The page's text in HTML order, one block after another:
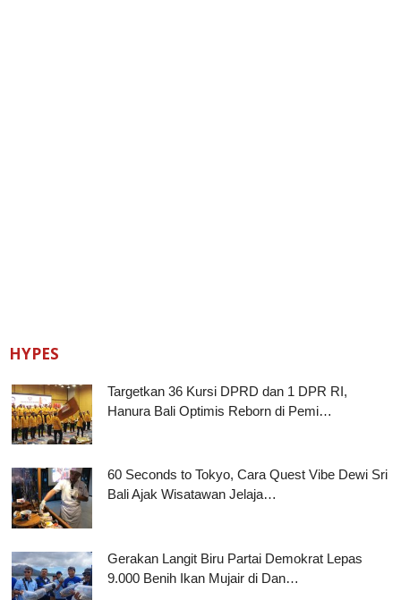
HYPES
Targetkan 36 Kursi DPRD dan 1 DPR RI,
Hanura Bali Optimis Reborn di Pemi…
60 Seconds to Tokyo, Cara Quest Vibe Dewi Sri
Bali Ajak Wisatawan Jelaja…
Gerakan Langit Biru Partai Demokrat Lepas
9.000 Benih Ikan Mujair di Dan…